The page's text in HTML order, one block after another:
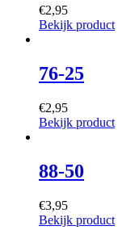
€2,95
Bekijk product
76-25
€2,95
Bekijk product
88-50
€3,95
Bekijk product